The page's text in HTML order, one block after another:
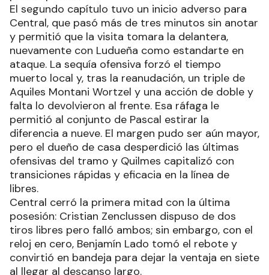
El segundo capítulo tuvo un inicio adverso para
Central, que pasó más de tres minutos sin anotar
y permitió que la visita tomara la delantera,
nuevamente con Ludueña como estandarte en
ataque. La sequía ofensiva forzó el tiempo
muerto local y, tras la reanudación, un triple de
Aquiles Montani Wortzel y una acción de doble y
falta lo devolvieron al frente. Esa ráfaga le
permitió al conjunto de Pascal estirar la
diferencia a nueve. El margen pudo ser aún mayor,
pero el dueño de casa desperdició las últimas
ofensivas del tramo y Quilmes capitalizó con
transiciones rápidas y eficacia en la línea de
libres.
Central cerró la primera mitad con la última
posesión: Cristian Zenclussen dispuso de dos
tiros libres pero falló ambos; sin embargo, con el
reloj en cero, Benjamín Lado tomó el rebote y
convirtió en bandeja para dejar la ventaja en siete
al llegar al descanso largo.